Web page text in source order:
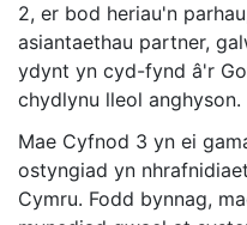
2, er bod heriau'n
asiantaethau partner,
ydynt yn cyd-fynd â'r
chydlynu lleol anghyson.
Mae Cyfnod 3 yn ei
ostyngiad yn
Cymru. Fodd bynnag,